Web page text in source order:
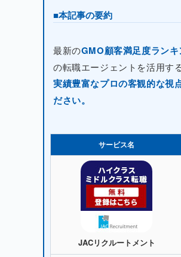
■本記事の要約
最新のGMO顧客満足度ラン
の転職エージェントを活用す
実績豊富なプロの客観的な視
ださい。
サービス名
JACリクルートメント